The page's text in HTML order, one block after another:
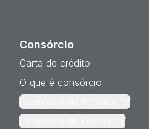
Consórcio
Carta de crédito
O que é consórcio